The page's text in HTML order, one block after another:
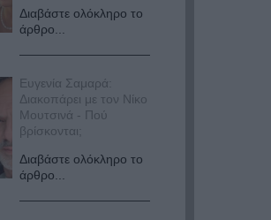
Διαβάστε ολόκληρο το
άρθρο...
Ευγενία Σαμαρά:
Διακοπάρει με τον Νίκο
Μουτσινά - Πού
βρίσκονται;
Διαβάστε ολόκληρο το
άρθρο...